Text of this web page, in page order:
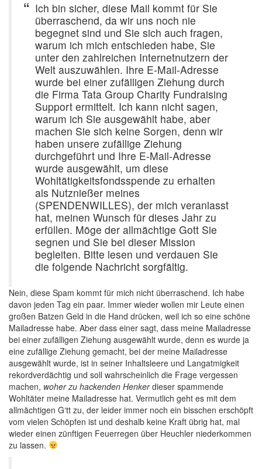
Ich bin sicher, diese Mail kommt für Sie
überraschend, da wir uns noch nie
begegnet sind und Sie sich auch fragen,
warum ich mich entschieden habe, Sie
unter den zahlreichen Internetnutzern der
Welt auszuwählen. Ihre E-Mail-Adresse
wurde bei einer zufälligen Ziehung durch
die Firma Tata Group Charity Fundraising
Support ermittelt. Ich kann nicht sagen,
warum ich Sie ausgewählt habe, aber
machen Sie sich keine Sorgen, denn wir
haben unsere zufällige Ziehung
durchgeführt und Ihre E-Mail-Adresse
wurde ausgewählt, um diese
Wohltätigkeitsfondsspende zu erhalten
als Nutznießer meines
(SPENDENWILLES), der mich veranlasst
hat, meinen Wunsch für dieses Jahr zu
erfüllen. Möge der allmächtige Gott Sie
segnen und Sie bei dieser Mission
begleiten. Bitte lesen und verdauen Sie
die folgende Nachricht sorgfältig.
Nein, diese Spam kommt für mich nicht überraschend. Ich habe
davon jeden Tag ein paar. Immer wieder wollen mir Leute einen
großen Batzen Geld in die Hand drücken, weil ich so eine schöne
Mailadresse habe. Aber dass einer sagt, dass meine Mailadresse
bei einer zufälligen Ziehung ausgewählt wurde, denn es wurde ja
eine zufällige Ziehung gemacht, bei der meine Mailadresse
ausgewählt wurde, ist in seiner Inhaltsleere und Langatmigkeit
rekordverdächtig und soll wahrscheinlich die Frage vergessen
machen, woher zu hackenden Henkerdieser spammende
Wohltäter meine Mailadresse hat. Vermutlich geht es mit dem
allmächtigen G‘tt zu, der leider immer noch ein bisschen erschöpft
vom vielen Schöpfen ist und deshalb keine Kraft übrig hat, mal
wieder einen zünftigen Feuerregen über Heuchler niederkommen
zu lassen.